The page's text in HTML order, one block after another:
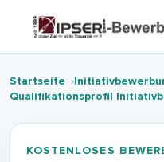
Startseite
Qualifikationsprofil
KOSTENLOSES